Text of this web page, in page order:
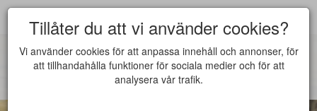
Tillåter du att vi använder cookies?
Vi använder cookies för att anpassa innehåll och annonser, för
att tillhandahålla funktioner för sociala medier och för att
analysera vår trafik.